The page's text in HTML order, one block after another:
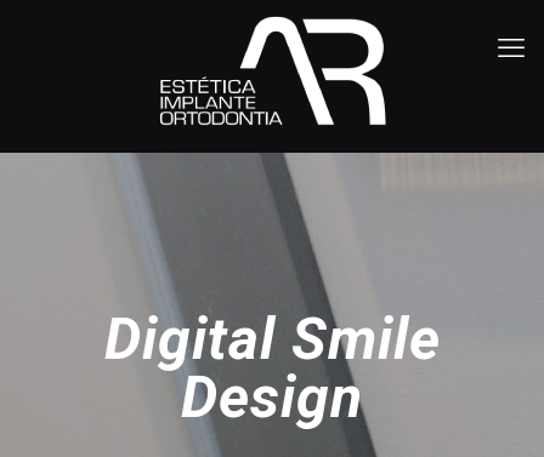
Digital Smile
Design